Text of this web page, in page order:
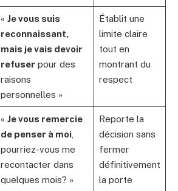
« Je vous suis
reconnaissant,
mais je vais devoir
refuser pour des
raisons
personnelles »
Établit une
limite claire
tout en
montrant du
respect
« Je vous remercie
de penser à moi,
pourriez-vous me
recontacter dans
quelques mois? »
Reporte la
décision sans
fermer
définitivement
la porte